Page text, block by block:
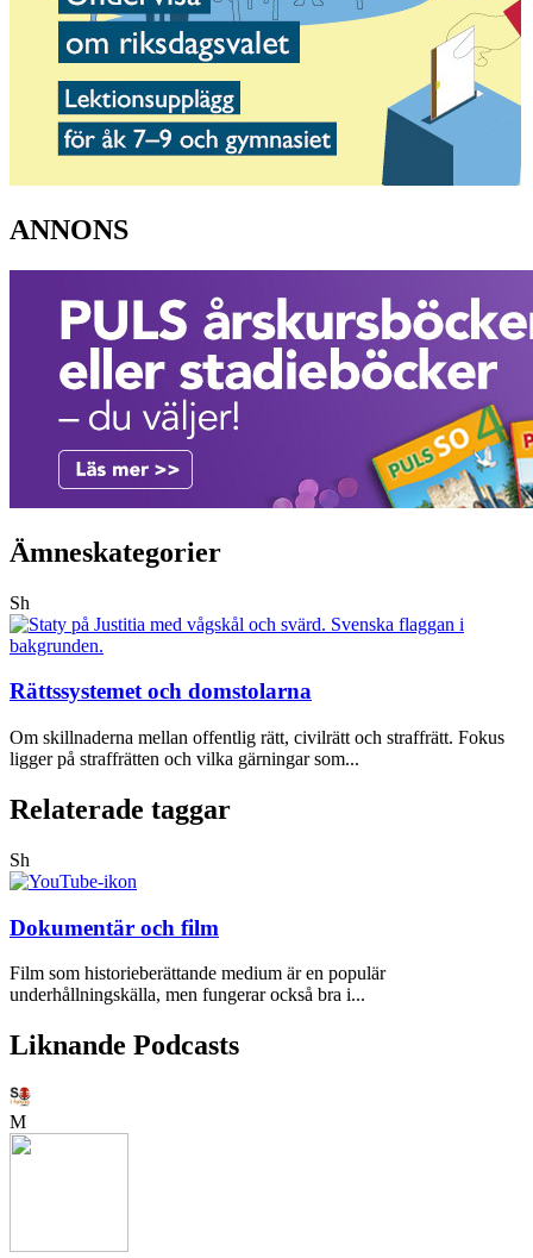
ANNONS
Ämneskategorier
Sh
Rättssystemet och domstolarna
Om skillnaderna mellan offentlig rätt, civilrätt och straffrätt. Fokus
ligger på straffrätten och vilka gärningar som...
Relaterade taggar
Sh
Dokumentär och film
Film som historieberättande medium är en populär
underhållningskälla, men fungerar också bra i...
Liknande Podcasts
M